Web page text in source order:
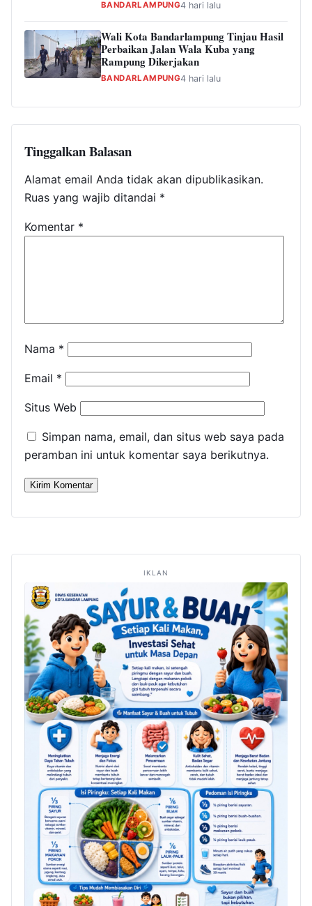
BANDARLAMPUNG4 hari lalu
Wali Kota Bandarlampung Tinjau Hasil
Perbaikan Jalan Wala Kuba yang
Rampung Dikerjakan
BANDARLAMPUNG4 hari lalu
Tinggalkan Balasan
Alamat email Anda tidak akan dipublikasikan.
Ruas yang wajib ditandai *
Komentar *
Nama *
Email *
Situs Web
Simpan nama, email, dan situs web saya pada
peramban ini untuk komentar saya berikutnya.
IKLAN